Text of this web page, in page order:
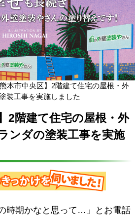
熊本市中央区】2階建て住宅の屋根・外
装工事を実施しました
2階建て住宅の屋根・外
ンダの塗装工事を実施
時期かなと思って…」とお電話